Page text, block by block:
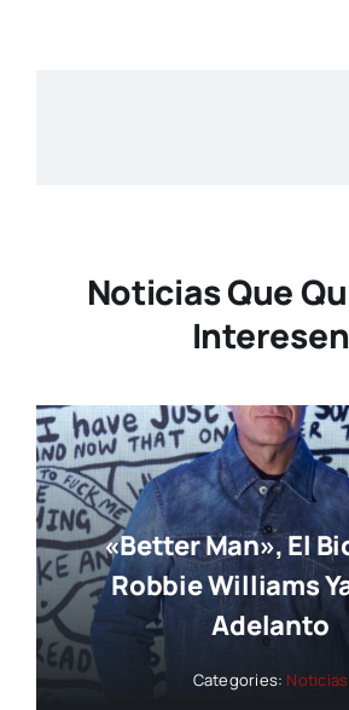
Noticias Que
Interesen
«Better Man», El
Robbie Williams
Adelanto
Categories: Noticias